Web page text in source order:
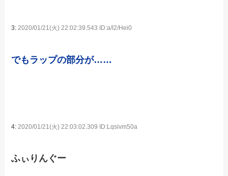
3:2020/01/21(火) 22:02:39.543 ID:a/I2/Hei0
でもラップの部分が……
4: 2020/01/21(火) 22:03:02.309 ID:Lqsivm50a
ふぃりんぐー